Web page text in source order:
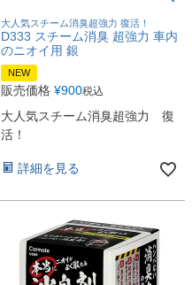
大人気スチーム消臭超強力 復活！
D333 スチーム消臭 超強力 車内
のニオイ用 銀
NEW
販売価格 ¥900税込
大人気スチーム消臭超強力 復
活！
詳細を見る